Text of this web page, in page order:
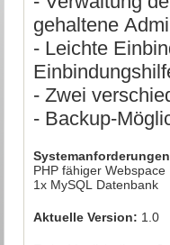
gehaltene
- Leichte
- Zwei
- Backup-
PHP fähiger Webspace
1x MySQL Datenbank
Aktuelle Version: 1.0